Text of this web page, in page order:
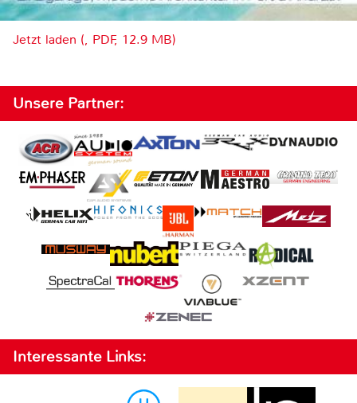
Jetzt laden (, PDF, 12.9 MB)
Unsere Partner:
Interessante Links: